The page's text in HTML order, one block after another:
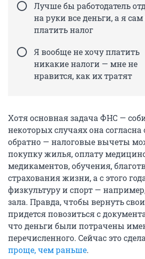
Лучше бы работодатель
на руки все деньги, а я сам
платить налог
Я вообще не хочу платить
никакие налоги — мне не
нравится, как их тратят
Хотя основная задача ФНС —
некоторых случаях она согласна
обратно — налоговые вычеты
покупку жилья, оплату
медикаментов, обучения,
страхования жизни, а с этого
физкультуру и спорт —
зала. Правда, чтобы вернуть
придется повозиться с
что деньги были потрачены
перечисленного. Сейчас это
проще, чем раньше.